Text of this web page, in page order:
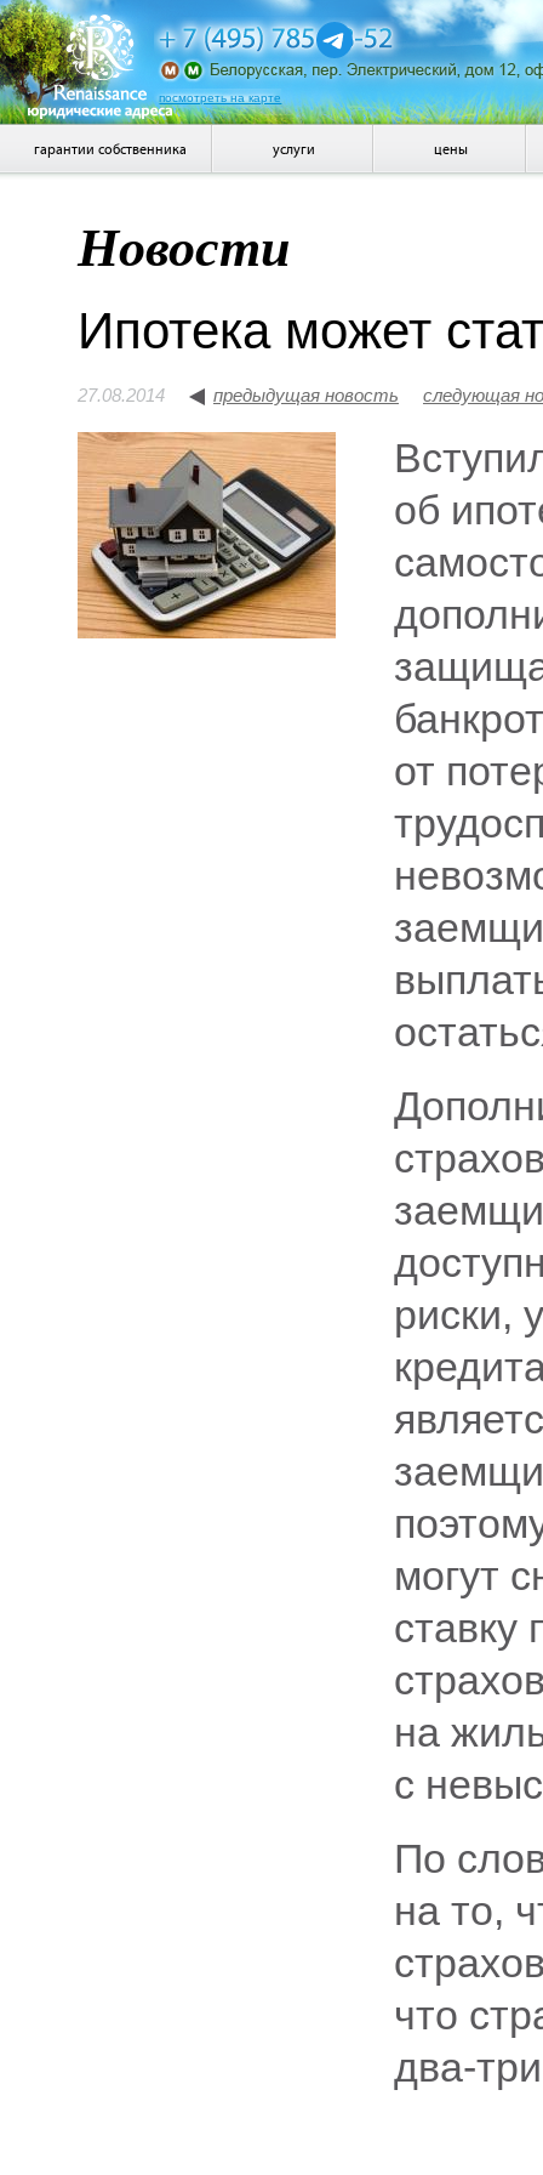
посмотреть на карте
гарантии собственника услуги цены
Новости
Ипотека может
27.08.2014 предыдущая новость следующая
об
от
риски,
могут
ставку
на
с
По
на то,
что
два-